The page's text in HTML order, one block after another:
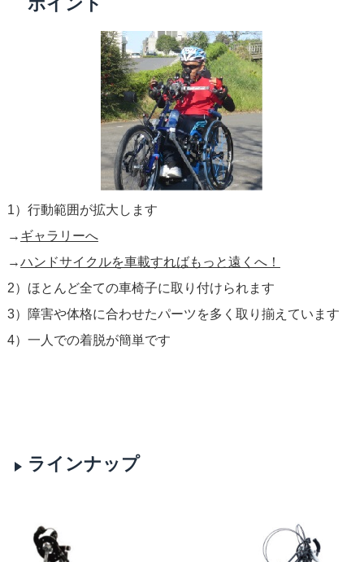
1）行動範囲が拡大します
→ ギャラリーへ
→ハンドサイクルを車載すればもっと遠くへ！
2）ほとんど全ての車椅子に取り付けられます
3）障害や体格に合わせたパーツを多く取り揃えています
4）一人での着脱が簡単です
ラインナップ